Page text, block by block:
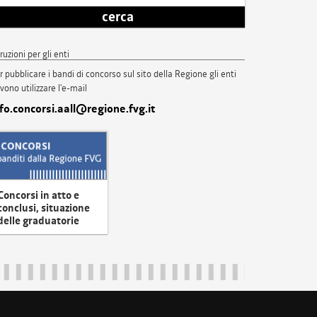
cerca
per gli enti
pubblicare i bandi di concorso sul sito della Regione gli enti
utilizzare l'e-mail
in atto e
situazione
graduatorie